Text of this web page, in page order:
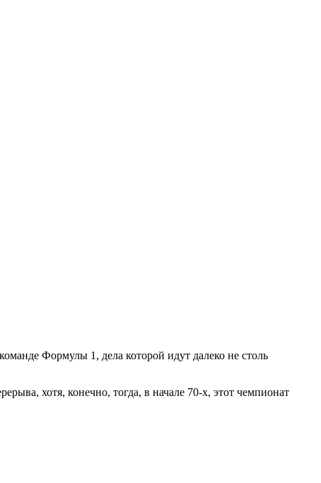
Формулы 1, дела которой идут далеко не столь
хотя, конечно, тогда, в начале 70-х, этот чемпионат